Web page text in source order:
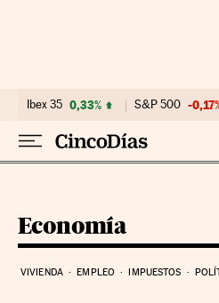
Ibex 35 0,33% S&P 500 -
Economía
VIVIENDA EMPLEO IMPUESTOS